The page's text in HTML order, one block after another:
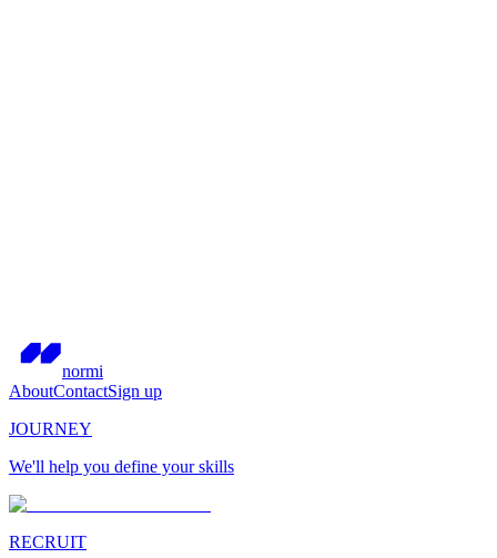
normi
AboutContactSign up
JOURNEY
We'll help you define your skills
RECRUIT